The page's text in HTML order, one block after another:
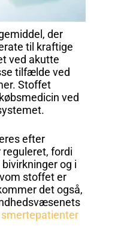
der
til kraftige
ved akutte
tilfælde ved
Stoffet
ved
efter
fordi
og i
stoffet er
det også,